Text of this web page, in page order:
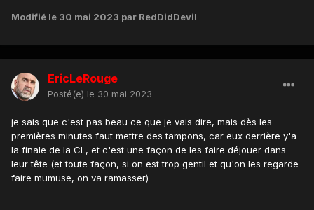
de repartir de positions intérieures pour
accepter de défendre en groupe pour mieux
Modifié le 30 mai 2023 par RedDidDevil
EricLeRouge
Posté(e) le 30 mai 2023
je sais que c'est pas beau ce que je vais dire, mais dès les
premières minutes faut mettre des tampons, car eux derrière y'a
la finale de la CL, et c'est une façon de les faire déjouer dans
leur tête (et toute façon, si on est trop gentil et qu'on les regarde
faire mumuse, on va ramasser)